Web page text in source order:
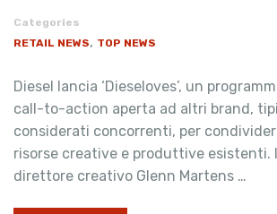
Categories
RETAIL NEWS, TOP NEWS
Diesel lancia ‘Dieseloves’, un
call-to-action aperta ad altri brand,
considerati concorrenti, per
risorse creative e produttive esistenti.
direttore creativo Glenn Martens …